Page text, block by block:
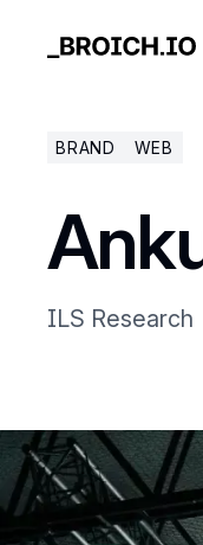
BRAND WEB
ILS Research